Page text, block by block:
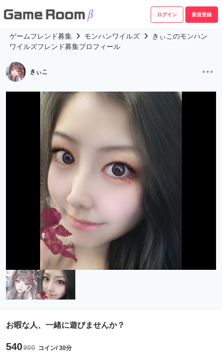
ログイン 新規登録
ゲームフレンド募集 モンハンワイルズ
きぃこのモンハン
ワイルズフレンド募集プロフィール
きぃこ
お暇な人、一緒に遊びませんか？
540900 コイン/ 30分